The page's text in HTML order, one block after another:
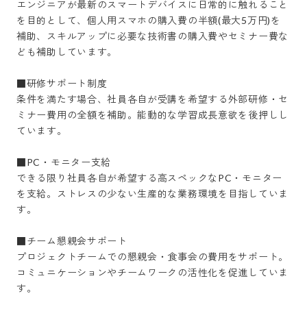
エンジニアが最新のスマートデバイスに日常的に触れること
を目的として、個人用スマホの購入費の半額(最大5万円)を
補助、スキルアップに必要な技術書の購入費やセミナー費な
ども補助しています。
■研修サポート制度
条件を満たす場合、社員各自が受講を希望する外部研修・セ
ミナー費用の全額を補助。能動的な学習成長意欲を後押しし
ています。
■PC・モニター支給
できる限り社員各自が希望する高スペックなPC・モニター
を支給。ストレスの少ない生産的な業務環境を目指していま
す。
■チーム懇親会サポート
プロジェクトチームでの懇親会・食事会の費用をサポート。
コミュニケーションやチームワークの活性化を促進していま
す。